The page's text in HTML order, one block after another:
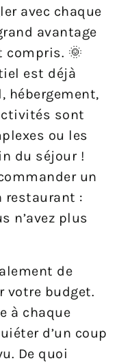
avec chaque
avantage
compris. 🌞
est déjà
hébergement,
sont
ou les
du séjour !
un
restaurant :
n’avez plus
de
votre budget.
à chaque
d’un coup
De quoi